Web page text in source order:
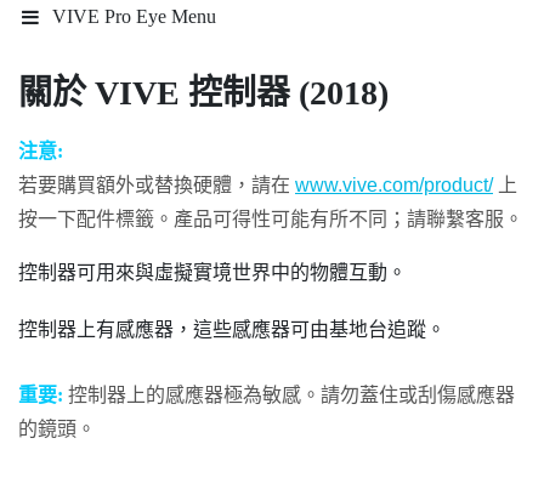
VIVE Pro Eye Menu
關於VIVE 控制器 (2018)
注意:
若要購買額外或替換硬體，請在 www.vive.com/product/上
按一下配件標籤。產品可得性可能有所不同；請聯繫客服。
控制器可用來與虛擬實境世界中的物體互動。
控制器上有感應器，這些感應器可由基地台追蹤。
重要: 控制器上的感應器極為敏感。請勿蓋住或刮傷感應器
的鏡頭。